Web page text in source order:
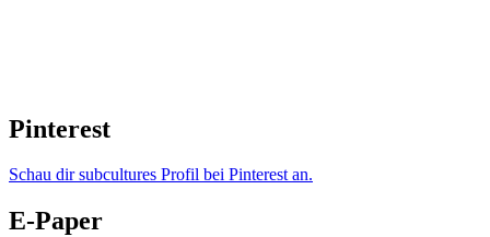
Pinterest
Schau dir subcultures Profil bei Pinterest an.
E-Paper